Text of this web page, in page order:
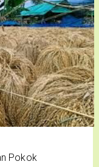
Pokok